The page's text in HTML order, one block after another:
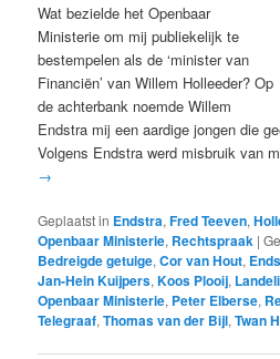
Wat bezielde het Openbaar
Ministerie om mij publiekelijk te
bestempelen als de ‘minister van
Financiën’ van Willem Holleeder? Op
de achterbank noemde Willem
Endstra mij een aardige jongen die
Volgens Endstra werd misbruik van
→
Geplaatst in Endstra,Fred Teeven,
Openbaar Ministerie, Rechtspraak |
Bedreigde getuige,Cor van Hout,
Jan-Hein Kuijpers,Koos Plooij,
Openbaar Ministerie, Peter Elberse,
Telegraaf,Thomas van der Bijl,Twan